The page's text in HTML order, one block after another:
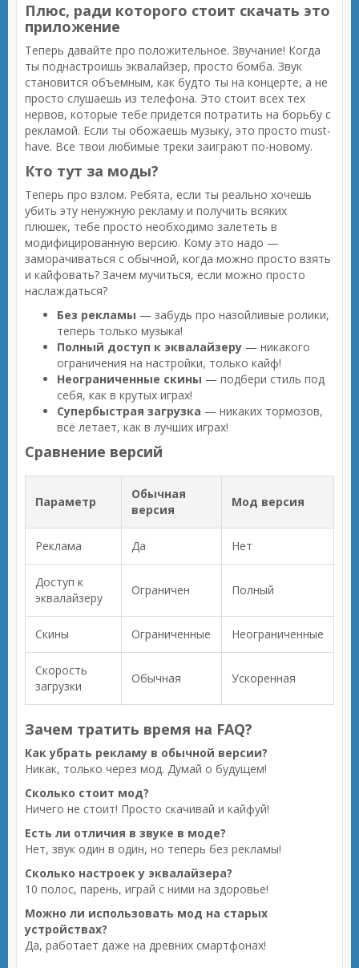
Плюс, ради которого стоит скачать это
приложение
Теперь давайте про положительное. Звучание! Когда
ты поднастроишь эквалайзер, просто бомба. Звук
становится объемным, как будто ты на концерте, а не
просто слушаешь из телефона. Это стоит всех тех
нервов, которые тебе придется потратить на борьбу с
рекламой. Если ты обожаешь музыку, это просто must-
have. Все твои любимые треки заиграют по-новому.
Кто тут за моды?
Теперь про взлом. Ребята, если ты реально хочешь
убить эту ненужную рекламу и получить всяких
плюшек, тебе просто необходимо залететь в
модифицированную версию. Кому это надо —
заморачиваться с обычной, когда можно просто взять
и кайфовать? Зачем мучиться, если можно просто
наслаждаться?
Без рекламы — забудь про назойливые ролики,
теперь только музыка!
Полный доступ к эквалайзеру — никакого
ограничения на настройки, только кайф!
Неограниченные скины — подбери стиль под
себя, как в крутых играх!
Супербыстрая загрузка — никаких тормозов,
всё летает, как в лучших играх!
Сравнение версий
Параметр
Обычная
версия
Мод версия
Реклама Да Нет
Доступ к
эквалайзеру
Ограничен Полный
Скины Ограниченные Неограниченные
Скорость
загрузки
Обычная Ускоренная
Зачем тратить время на FAQ?
Как убрать рекламу в обычной версии?
Никак, только через мод. Думай о будущем!
Сколько стоит мод?
Ничего не стоит! Просто скачивай и кайфуй!
Есть ли отличия в звуке в моде?
Нет, звук один в один, но теперь без рекламы!
Сколько настроек у эквалайзера?
10 полос, парень, играй с ними на здоровье!
Можно ли использовать мод на старых
устройствах?
Да, работает даже на древних смартфонах!